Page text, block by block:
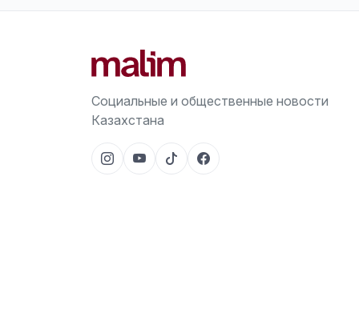
Социальные и общественные новости
Казахстана